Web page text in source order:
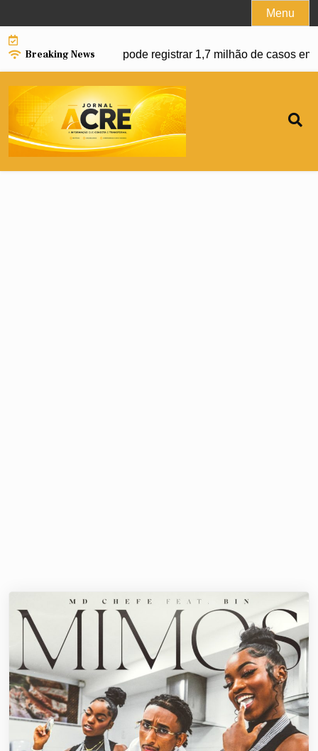
to
content
Menu
Breaking News
dengue e Brasil pode registrar 1,7 milhão de casos em